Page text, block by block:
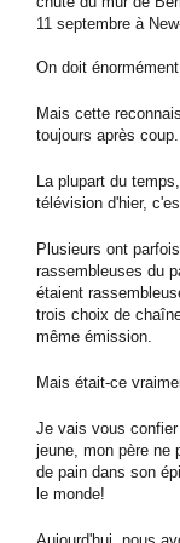
11 septembre à
On doit
Mais cette
toujours après
La plupart du
télévision d'hier,
Plusieurs ont
rassembleuses du
étaient
trois choix de
même émission.
Mais était-ce
Je vais vous
jeune, mon père ne
de pain dans son
le monde!